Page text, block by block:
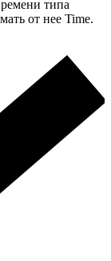
типа
от нее Time.